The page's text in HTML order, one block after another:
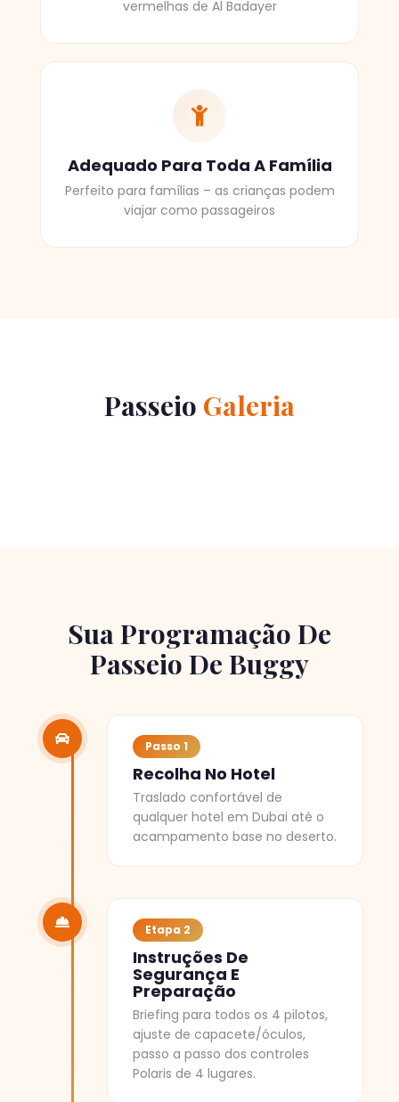
vermelhas de Al Badayer
Adequado Para Toda A Família
Perfeito para famílias – as crianças podem
viajar como passageiros
Passeio Galeria
Sua Programação De
Passeio De Buggy
Passo 1
Recolha No Hotel
Traslado confortável de
qualquer hotel em Dubai até o
acampamento base no deserto.
Etapa 2
Instruções De
Segurança E
Preparação
Briefing para todos os 4 pilotos,
ajuste de capacete/óculos,
passo a passo dos controles
Polaris de 4 lugares.